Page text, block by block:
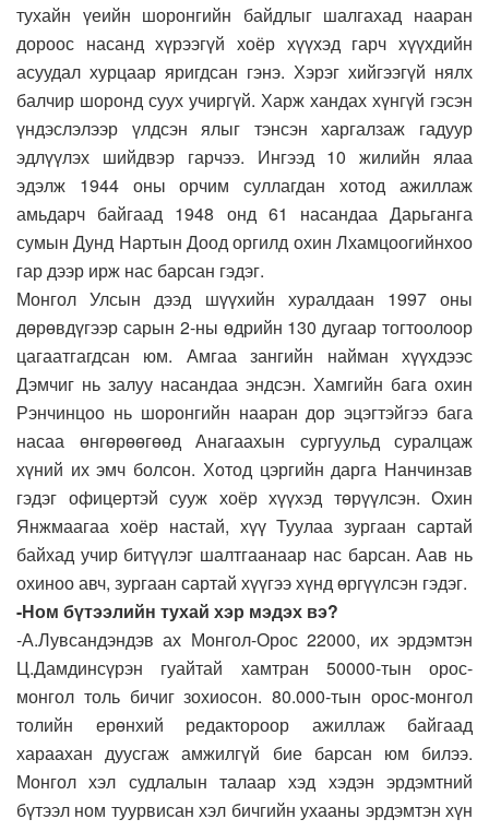
тухайн үеийн шоронгийн байдлыг шалгахад нааран
дороос насанд хүрээгүй хоёр хүүхэд гарч хүүхдийн
асуудал хурцаар яригдсан гэнэ. Хэрэг хийгээгүй нялх
балчир шоронд суух учиргүй. Харж хандах хүнгүй гэсэн
үндэслэлээр үлдсэн ялыг тэнсэн харгалзаж гадуур
эдлүүлэх шийдвэр гарчээ. Ингээд 10 жилийн ялаа
эдэлж 1944 оны орчим суллагдан хотод ажиллаж
амьдарч байгаад 1948 онд 61 насандаа Дарьганга
сумын Дунд Нартын Доод оргилд охин Лхамцоогийнхоо
гар дээр ирж нас барсан гэдэг.
Монгол Улсын дээд шүүхийн хуралдаан 1997 оны
дөрөвдүгээр сарын 2-ны өдрийн 130 дугаар тогтоолоор
цагаатгагдсан юм. Амгаа зангийн найман хүүхдээс
Дэмчиг нь залуу насандаа эндсэн. Хамгийн бага охин
Рэнчинцоо нь шоронгийн нааран дор эцэгтэйгээ бага
насаа өнгөрөөгөөд Анагаахын сургуульд суралцаж
хүний их эмч болсон. Хотод цэргийн дарга Нанчинзав
гэдэг офицертэй сууж хоёр хүүхэд төрүүлсэн. Охин
Янжмаагаа хоёр настай, хүү Туулаа зургаан сартай
байхад учир битүүлэг шалтгаанаар нас барсан. Аав нь
охиноо авч, зургаан сартай хүүгээ хүнд өргүүлсэн гэдэг.
-Ном бүтээлийн тухай хэр мэдэх вэ?
-А.Лувсандэндэв ах Монгол-Орос 22000, их эрдэмтэн
Ц.Дамдинсүрэн гуайтай хамтран 50000-тын орос-
монгол толь бичиг зохиосон. 80.000-тын орос-монгол
толийн ерөнхий редактороор ажиллаж байгаад
хараахан дуусгаж амжилгүй бие барсан юм билээ.
Монгол хэл судлалын талаар хэд хэдэн эрдэмтний
бүтээл ном туурвисан хэл бичгийн ухааны эрдэмтэн хүн